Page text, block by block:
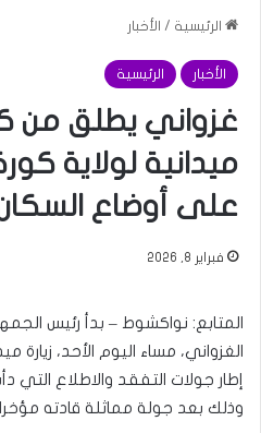
الرئيسية / الأخبار
الأخبار الرئيسية
غزواني يطلق من
ميدانية لولاية
على أوضاع
فبراير 8, 2026
المتابع: نواكشوط – بدأ رئيس
الغزواني، مساء اليوم الأحد،
إطار جولات التفقد والاطلاع التي
وذلك بعد جولة مماثلة قادته